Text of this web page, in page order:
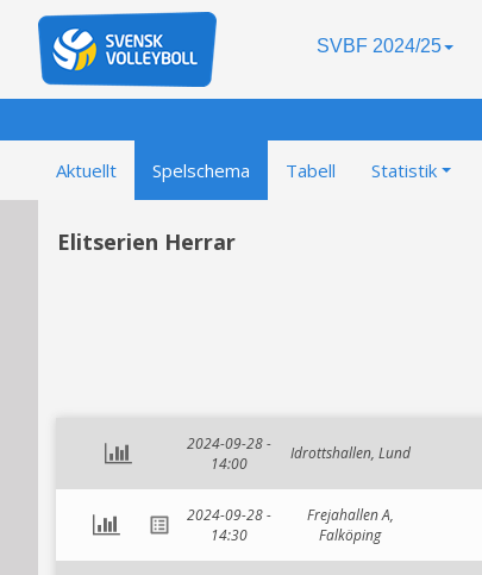
SVBF 2024/25
Aktuellt Spelschema Tabell Statistik
Elitserien Herrar
2024-09-28 -
14:00
Idrottshallen, Lund
2024-09-28 -
14:30
Frejahallen A,
Falköping